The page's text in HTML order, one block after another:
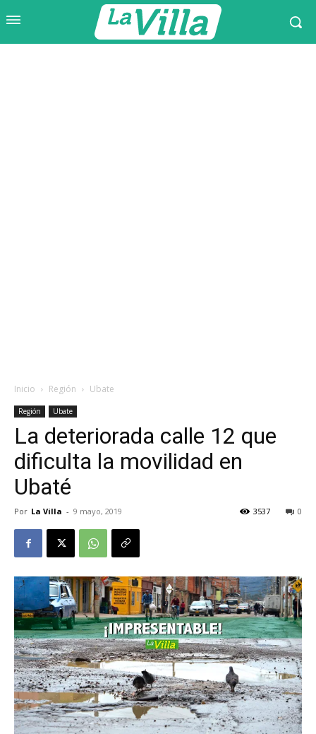
Inicio Región Ubate
Región Ubate
La deteriorada calle 12 que
dificulta la movilidad en
Ubaté
Por La Villa - 9 mayo, 2019 0
3537